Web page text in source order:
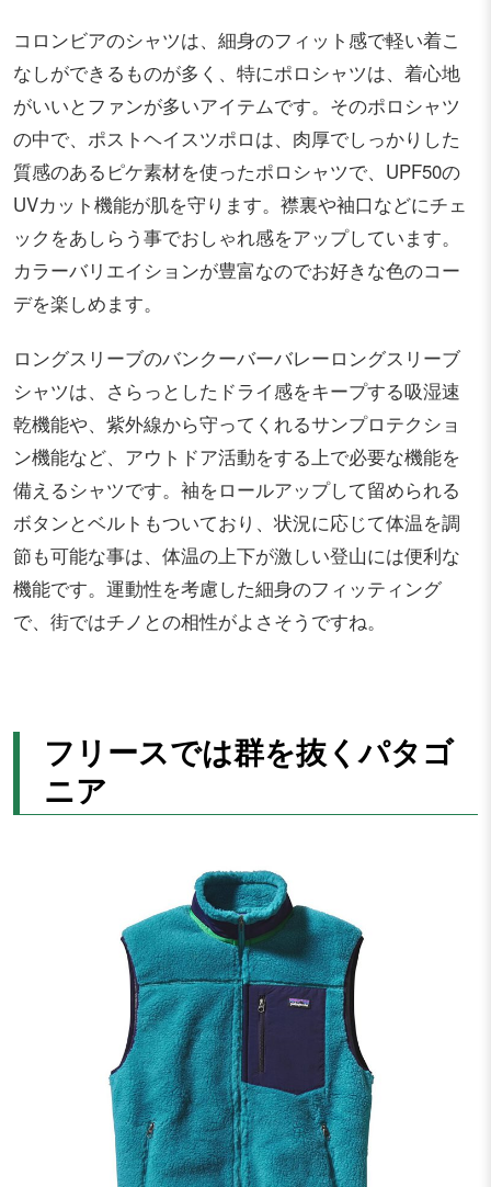
コロンビアのシャツは、細身のフィット感で軽い着こ
なしができるものが多く、特にポロシャツは、着心地
がいいとファンが多いアイテムです。そのポロシャツ
の中で、ポストヘイスツポロは、肉厚でしっかりした
質感のあるピケ素材を使ったポロシャツで、UPF50の
UVカット機能が肌を守ります。襟裏や袖口などにチェ
ックをあしらう事でおしゃれ感をアップしています。
カラーバリエイションが豊富なのでお好きな色のコー
デを楽しめます。
ロングスリーブのバンクーバーバレーロングスリーブ
シャツは、さらっとしたドライ感をキープする吸湿速
乾機能や、紫外線から守ってくれるサンプロテクショ
ン機能など、アウトドア活動をする上で必要な機能を
備えるシャツです。袖をロールアップして留められる
ボタンとベルトもついており、状況に応じて体温を調
節も可能な事は、体温の上下が激しい登山には便利な
機能です。運動性を考慮した細身のフィッティング
で、街ではチノとの相性がよさそうですね。
フリースでは群を抜くパタゴ
ニア